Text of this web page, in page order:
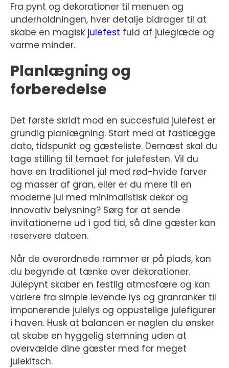
Fra pynt og dekorationer til menuen og
underholdningen, hver detalje bidrager til at
skabe en magisk julefest fuld af juleglæde og
varme minder.
Planlægning og
forberedelse
Det første skridt mod en succesfuld julefest er
grundig planlægning. Start med at fastlægge
dato, tidspunkt og gæsteliste. Dernæst skal du
tage stilling til temaet for julefesten. Vil du
have en traditionel jul med rød-hvide farver
og masser af gran, eller er du mere til en
moderne jul med minimalistisk dekor og
innovativ belysning? Sørg for at sende
invitationerne ud i god tid, så dine gæster kan
reservere datoen.
Når de overordnede rammer er på plads, kan
du begynde at tænke over dekorationer.
Julepynt skaber en festlig atmosfære og kan
variere fra simple levende lys og granranker til
imponerende julelys og oppustelige julefigurer
i haven. Husk at balancen er nøglen du ønsker
at skabe en hyggelig stemning uden at
overvælde dine gæster med for meget
julekitsch.